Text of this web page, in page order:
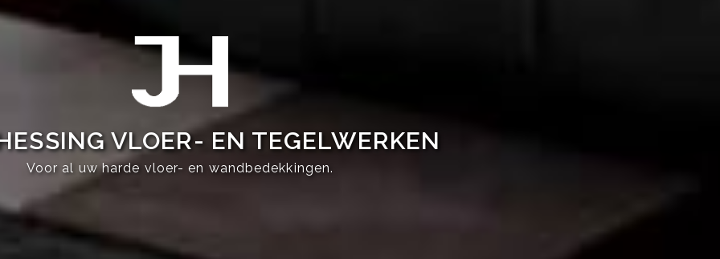
VLOER- EN TEGELWERKEN
Voor al uw harde vloer- en wandbedekkingen.